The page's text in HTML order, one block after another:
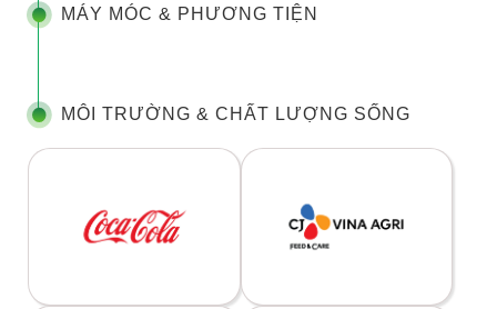
MÁY MÓC & PHƯƠNG TIỆN
MÔI TRƯỜNG & CHẤT LƯỢNG SỐNG